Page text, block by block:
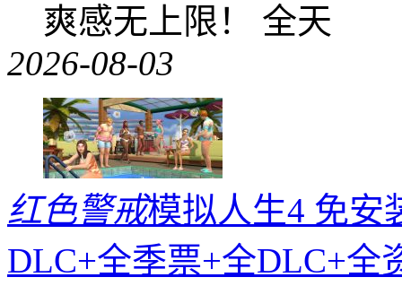
爽感无上限！ 全天
2026-08-03
红色警戒模拟人生4 免安
DLC+全季票+全DLC+全